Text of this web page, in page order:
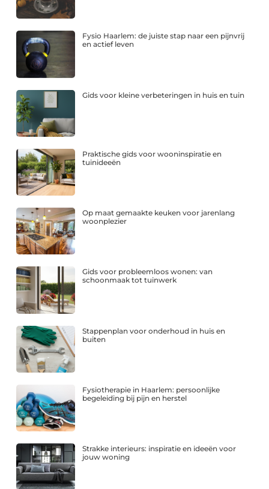
Fysio Haarlem: de juiste stap naar een pijnvrij
en actief leven
Gids voor kleine verbeteringen in huis en tuin
Praktische gids voor wooninspiratie en
tuinideeën
Op maat gemaakte keuken voor jarenlang
woonplezier
Gids voor probleemloos wonen: van
schoonmaak tot tuinwerk
Stappenplan voor onderhoud in huis en
buiten
Fysiotherapie in Haarlem: persoonlijke
begeleiding bij pijn en herstel
Strakke interieurs: inspiratie en ideeën voor
jouw woning